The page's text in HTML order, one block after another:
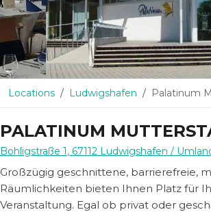
Locations Ludwigshafen Palatinum
PALATINUM
Bohligstraße 1, 67112 Ludwigshafen /
Großzügig geschnittene, barrierefreie,
Räumlichkeiten bieten Ihnen Platz für
Veranstaltung. Egal ob privat oder